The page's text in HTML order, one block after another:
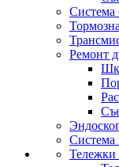
Система
Ремонт
Система
Тележки